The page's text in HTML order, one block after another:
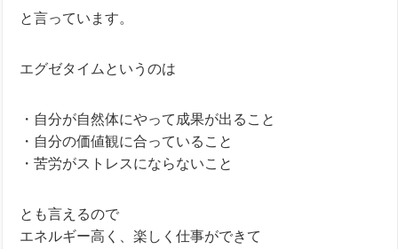
と言っています。
エグゼタイムというのは
・自分が自然体にやって成果が出ること
・自分の価値観に合っていること
・苦労がストレスにならないこと
とも言えるので
エネルギー高く、楽しく仕事ができて